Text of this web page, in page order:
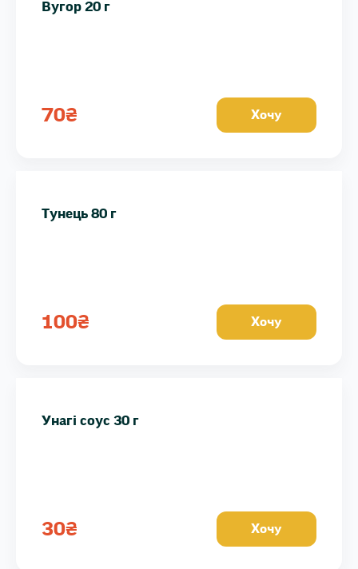
Вугор 20 г
70₴ Хочу
Тунець 80 г
100₴ Хочу
Унагі соус 30 г
30₴ Хочу